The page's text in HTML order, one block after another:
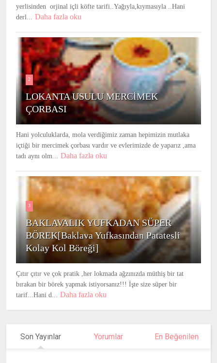
yerlisinden orjinal içli köfte tarifi..Yağıyla,kıymasıyla ..Hani
derl...
Daha fazla oku
2
LOKANTA USULU MERCİMEK
ÇORBASI
Hani yolculuklarda, mola verdiğimiz zaman hepimizin mutlaka
içtiği bir mercimek çorbası vardır ve evlerimizde de yaparız ,ama
tadı aynı olm...
Daha fazla oku
3
BAKLAVALIK YUFKADAN SÜPER
BÖREK[Baklava Yufkasından Patatesli
Kolay Kol Böreği]
Çıtır çıtır ve çok pratik ,her lokmada ağzınızda müthiş bir tat
bırakan bir börek yapmak istiyorsanız!!! İşte size süper bir
tarif...Hani d...
Daha fazla oku
Son Yayınlar Yorumlar En Beğenilen